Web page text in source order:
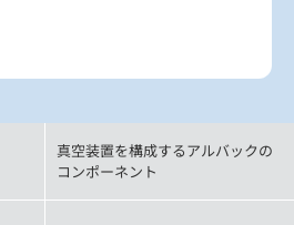
真空装置を構成するアルバックの
コンポーネント